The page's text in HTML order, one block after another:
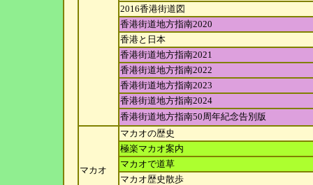
2016香港街道図
香港街道地方指南2020
香港と日本
香港街道地方指南2021
香港街道地方指南2022
香港街道地方指南2023
香港街道地方指南2024
香港街道地方指南50周年紀念告別版
マカオ
マカオの歴史
極楽マカオ案内
マカオで道草
マカオ歴史散歩